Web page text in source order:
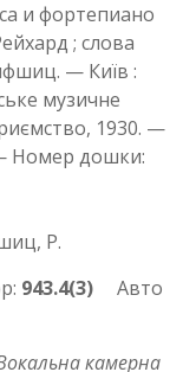
и фортепиано
; слова
— Київ :
музичне
1930. —
Номер дошки:
Р.
943.4(3) Авто
камерна